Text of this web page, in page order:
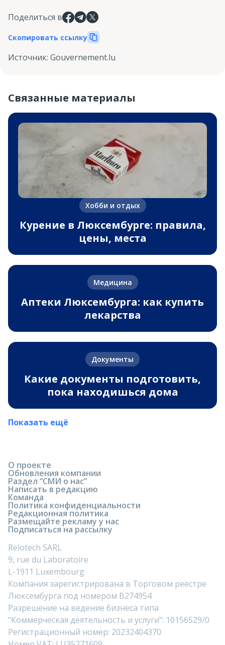
Поделиться в
Скопировать ссылку
Источник: Gouvernement.lu
Связанные материалы
Хобби и отдых
Курение в Люксембурге: правила,
цены, места
Медицина
Аптеки Люксембурга: как купить
лекарства
Документы
Какие документы подготовить,
пока находишься дома
Показать ещё
О проекте
Обновления компании
Раздел “СМИ о нас”
Написать в редакцию
Команда
Политика конфиденциальности
Редакционная политика
Размещайте рекламу у нас
Подписаться на рассылку
Relotech SARL
9, rue du Laboratoire
L-1911 Luxembourg
Компания зарегистрирована в Торговом реестре
Люксембурга под номером B274954
Разрешение на ведение бизнеса типа
"Коммерческая деятельность и услуги": 10156529/0
Регистрационный номер: 20232404370